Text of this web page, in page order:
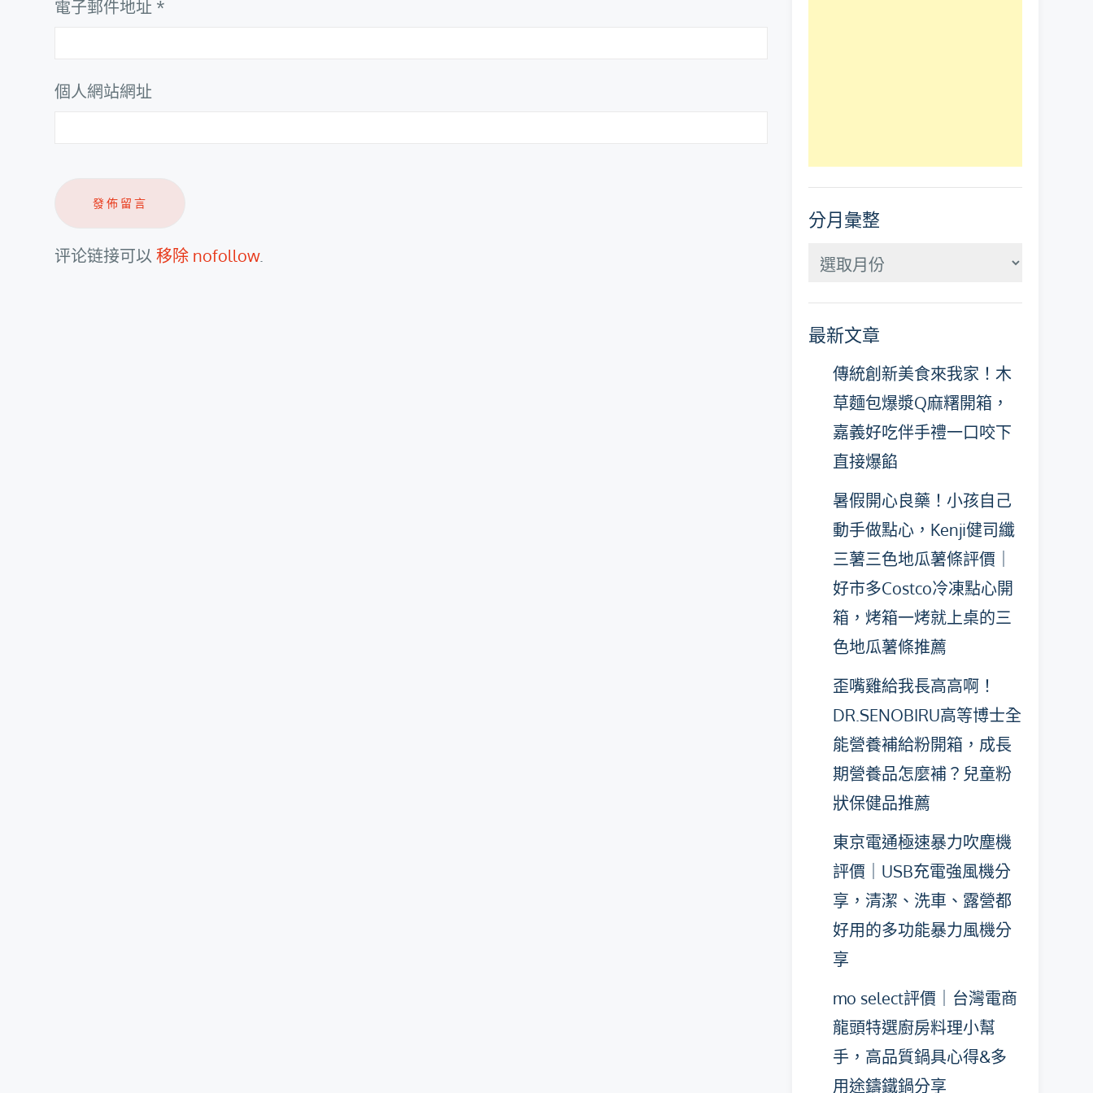
電子郵件地址 *
個人網站網址
评论链接可以移除 nofollow.
分月彙整
分
整
最新文章
傳統創新美食來我家！木
草麵包爆漿Q麻糬開箱，
嘉義好吃伴手禮一口咬下
直接爆餡
暑假開心良藥！小孩自己
動手做點心，Kenji健司纖
三薯三色地瓜薯條評價｜
好市多Costco冷凍點心開
箱，烤箱一烤就上桌的三
色地瓜薯條推薦
歪嘴雞給我長高高啊！
DR.SENOBIRU高等博士全
能營養補給粉開箱，成長
期營養品怎麼補？兒童粉
狀保健品推薦
東京電通極速暴力吹塵機
評價｜USB充電強風機分
享，清潔、洗車、露營都
好用的多功能暴力風機分
享
mo select評價｜台灣電商
龍頭特選廚房料理小幫
手，高品質鍋具心得&多
用途鑄鐵鍋分享